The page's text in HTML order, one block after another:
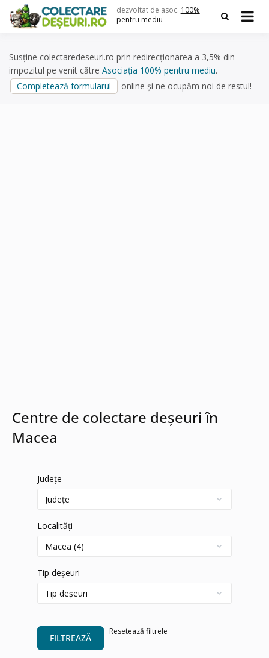
content
dezvoltat de asoc. 100%
pentru mediu
Susține colectaredeseuri.ro prin redirecționarea a 3,5% din
impozitul pe venit către Asociația 100% pentru mediu.
Completează formularul
online și ne ocupăm noi de restul!
Centre de colectare deșeuri în
Macea
Județe
Localități
Tip deșeuri
FILTREAZĂ
Resetează filtrele